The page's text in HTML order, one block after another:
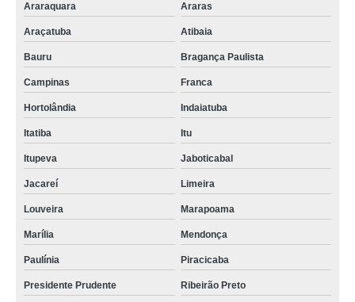
Araraquara Araras
Araçatuba Atibaia
Bauru Bragança Paulista
Campinas Franca
Hortolândia Indaiatuba
Itatiba Itu
Itupeva Jaboticabal
Jacareí Limeira
Louveira Marapoama
Marília Mendonça
Paulínia Piracicaba
Presidente Prudente Ribeirão Preto